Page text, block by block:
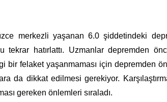
merkezli yaşanan 6.0 şiddetindeki
tekrar hatırlattı. Uzmanlar depremden
bir felaket yaşanmaması için depremden
da dikkat edilmesi gerekiyor.
gereken önlemleri sıraladı.